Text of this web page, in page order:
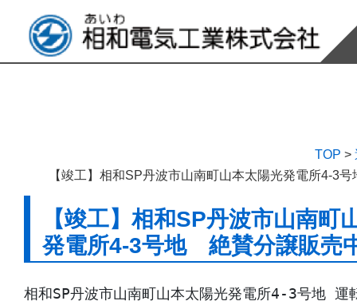
TOP >
【竣工】相和SP丹波市山南町山本太陽光発電所4-3
【竣工】相和SP丹波市山南町
発電所4-3号地 絶賛分譲販売
相和SP丹波市山南町山本太陽光発電所4-3号地 運